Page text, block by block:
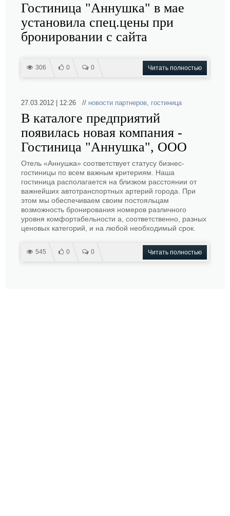
Гостиница "Аннушка" в мае
установила спец.цены при
бронировании с сайта
306 0 0 Читать полностью
27.03.2012 | 12:26 // новости партнеров, гостиница
В каталоге предприятий
появилась новая компания -
Гостиница "Аннушка", ООО
Отель «Аннушка» соответствует статусу бизнес-
гостиницы по всем важным критериям. Наша
гостиница располагается на близком расстоянии от
важнейших автотранспортных артерий города. При
этом мы обеспечиваем своим постояльцам
возможность бронирования номеров различного
уровня комфортабельности а, соответственно, разных
ценовых категорий, и на любой необходимый срок.
545 0 0 Читать полностью